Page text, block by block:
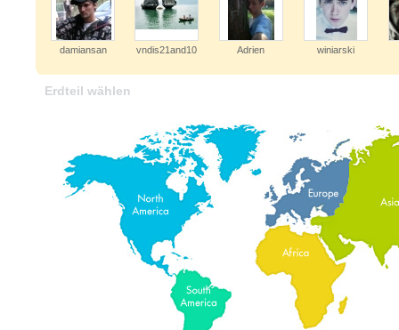
damiansan vndis21and10 Adrien winiarski
Erdteil wählen